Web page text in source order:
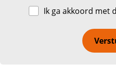
Ik ga akkoord met